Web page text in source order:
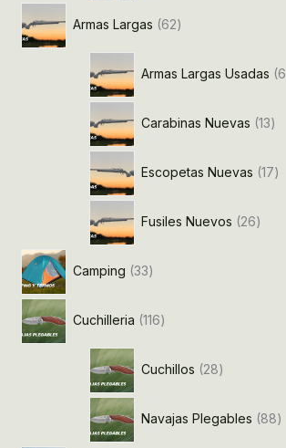
Armas Largas 62
Armas Largas Usadas 6
Carabinas Nuevas 13
Escopetas Nuevas 17
Fusiles Nuevos 26
Camping 33
Cuchilleria 116
Cuchillos 28
Navajas Plegables 88